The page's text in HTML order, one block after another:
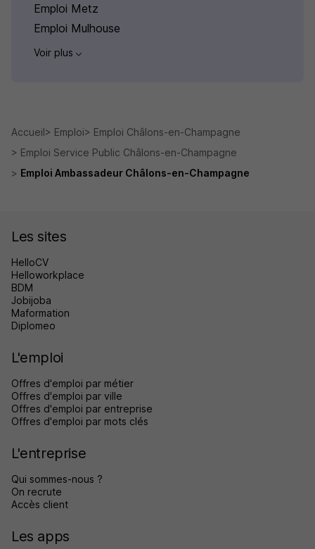
Emploi Metz
Emploi Mulhouse
Voir plus
Accueil Emploi
Emploi Châlons-en-Champagne
Emploi Service Public Châlons-en-Champagne
Emploi Ambassadeur Châlons-en-Champagne
Les sites
HelloCV
Helloworkplace
BDM
Jobijoba
Maformation
Diplomeo
L'emploi
Offres d'emploi par métier
Offres d'emploi par ville
Offres d'emploi par entreprise
Offres d'emploi par mots clés
L'entreprise
Qui sommes-nous ?
On recrute
Accès client
Les apps